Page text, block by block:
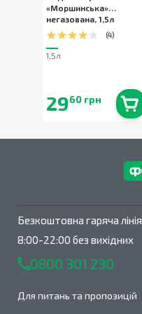
«Моршинська»
негазована, 1,5л
(4)
1,5л
2960 грн
Безкоштовна гаряча лінія
8:00-22:00 без вихідних
0800 301 230
Для питань та пропозицій